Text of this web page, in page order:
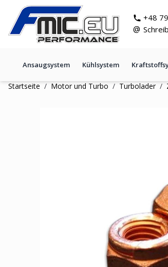
Zum Inhalt springen
+48
@
Ansaugsystem Kühlsystem
Startseite / Motor und Turbo / Turbolader /